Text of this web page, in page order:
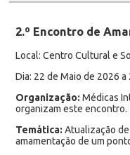
2.º Encontro de
Local: Centro Cultural e
Dia: 22 de Maio de 2026
Organização: Médicas
organizam este encontro.
Temática: Atualização
amamentação de um